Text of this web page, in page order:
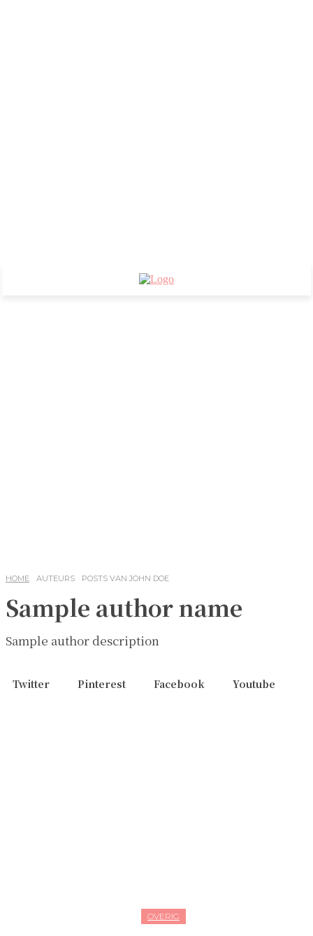
HOME AUTEURS POSTS VAN JOHN DOE
Sample author name
Sample author description
Twitter Pinterest Facebook Youtube
OVERIG